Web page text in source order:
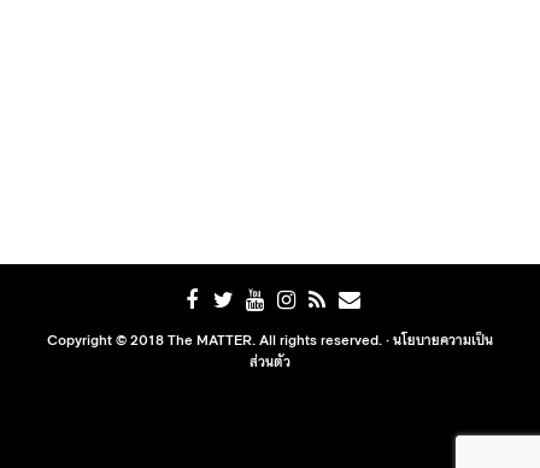
Copyright © 2018 The MATTER. All rights reserved. ·นโยบายความเป็น
ส่วนตัว